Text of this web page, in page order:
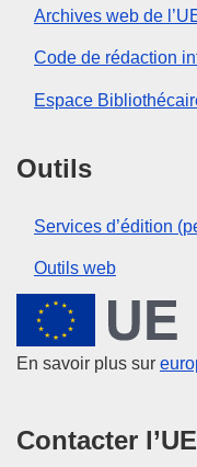
Archives web de
Code de rédaction
Espace
Outils
Services d’édition
Outils web
Union
En savoir plus sur
Contacter l’UE